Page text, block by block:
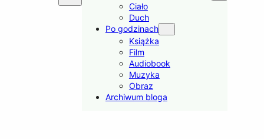
Ciało
Duch
Po godzinach
Książka
Film
Audiobook
Muzyka
Obraz
Archiwum bloga